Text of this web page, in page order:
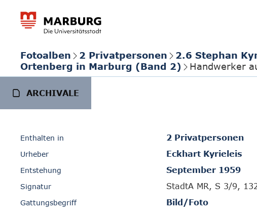
Fotoalben 2 Privatpersonen 2.6 Stephan
Ortenberg in Marburg (Band 2)
Handwerker
ARCHIVALE
Enthalten in 2 Privatpersonen
Urheber Eckhart Kyrieleis
Entstehung September 1959
Signatur StadtA MR, S 3/9,
Gattungsbegriff Bild/Foto